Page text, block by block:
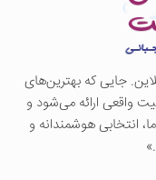
جایی که بهترین‌های
واقعی ارائه می‌شود و
انتخابی هوشمندانه و